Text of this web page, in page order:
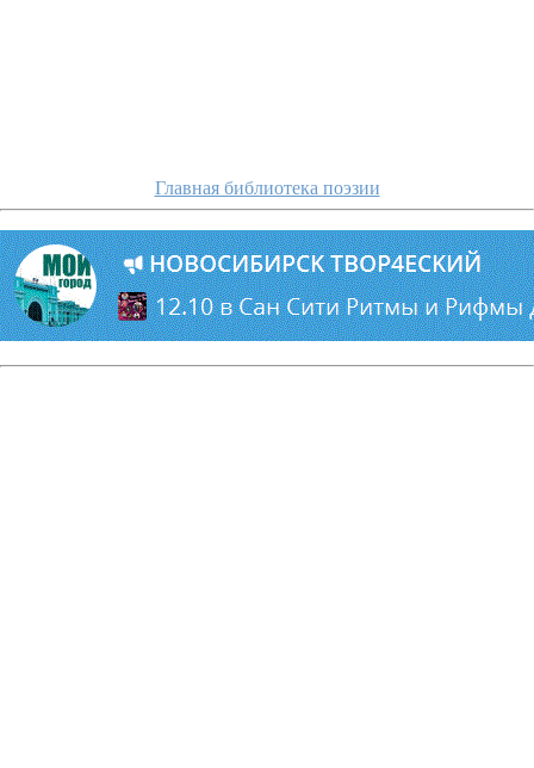
Главная библиотека поэзии